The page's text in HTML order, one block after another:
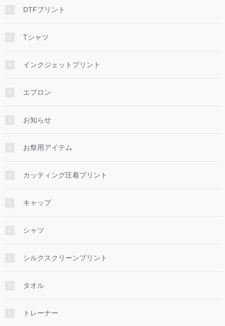
DTFプリント
Tシャツ
インクジェットプリント
エプロン
お知らせ
お祭用アイテム
カッティング圧着プリント
キャップ
シャツ
シルクスクリーンプリント
タオル
トレーナー